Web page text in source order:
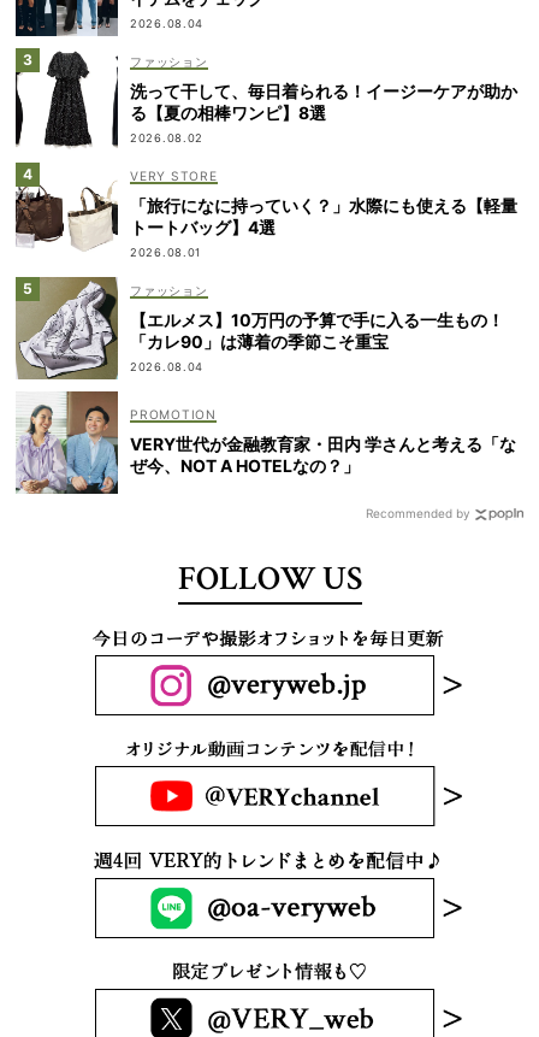
2026.08.04
ファッション
洗って干して、毎日着られる！イージーケアが助か
る【夏の相棒ワンピ】8選
2026.08.02
VERY STORE
「旅行になに持っていく？」水際にも使える【軽量
トートバッグ】4選
2026.08.01
ファッション
【エルメス】10万円の予算で手に入る一生もの！
「カレ90」は薄着の季節こそ重宝
2026.08.04
VERY世代が金融教育家・田内 学さんと考える「な
ぜ今、NOT A HOTELなの？」
Recommended by
FOLLOW US